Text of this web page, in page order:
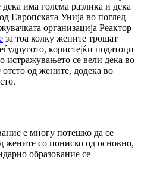
има голема разлика и дека
Европската Унија во поглед
организација Реактор
за тоа колку жените трошат
користејќи податоци
истражувањето се вели дека во
од жените, додека во
е многу потешко да се
жените со пониско од основно,
образование се